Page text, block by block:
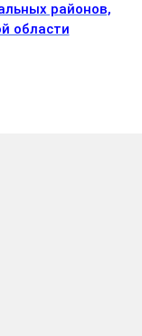
районов,
области